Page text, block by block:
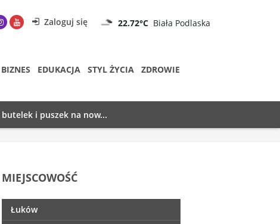
Zaloguj się 22.72°C Biała Podlaska
BIZNES EDUKACJA STYL ŻYCIA
ZDROWIE
i puszek na now...
MIEJSCOWOŚĆ
Łuków